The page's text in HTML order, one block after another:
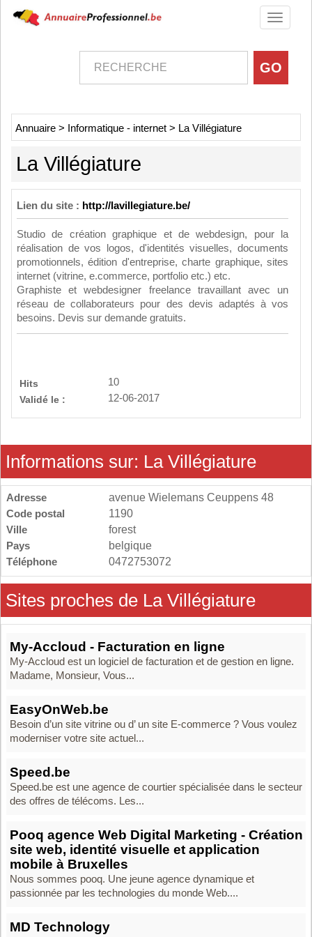
Toggle
Annuaire > Informatique - internet > La Villégiature
La Villégiature
Lien du site : http://lavillegiature.be/
Studio de création graphique et de webdesign, pour la
réalisation de vos logos, d'identités visuelles, documents
promotionnels, édition d'entreprise, charte graphique, sites
internet (vitrine, e.commerce, portfolio etc.) etc.
Graphiste et webdesigner freelance travaillant avec un
réseau de collaborateurs pour des devis adaptés à vos
besoins. Devis sur demande gratuits.
Hits
10
Validé le :
12-06-2017
Informations sur: La Villégiature
Adresse
avenue Wielemans Ceuppens 48
Code postal
1190
Ville
forest
Pays
belgique
Téléphone
0472753072
Sites proches de La Villégiature
My-Accloud - Facturation en ligne
My-Accloud est un logiciel de facturation et de gestion en ligne.
Madame, Monsieur, Vous...
EasyOnWeb.be
Besoin d’un site vitrine ou d’ un site E-commerce ? Vous voulez
moderniser votre site actuel...
Speed.be
Speed.be est une agence de courtier spécialisée dans le secteur
des offres de télécoms. Les...
Pooq agence Web Digital Marketing - Création
site web, identité visuelle et application
mobile à Bruxelles
Nous sommes pooq. Une jeune agence dynamique et
passionnée par les technologies du monde Web....
MD Technology